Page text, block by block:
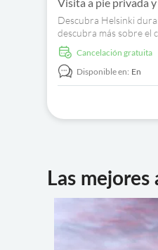
Descubra Helsinki
descubra más sobre el
Finlandia.
cancelación gratuita
Disponible en: En
Las